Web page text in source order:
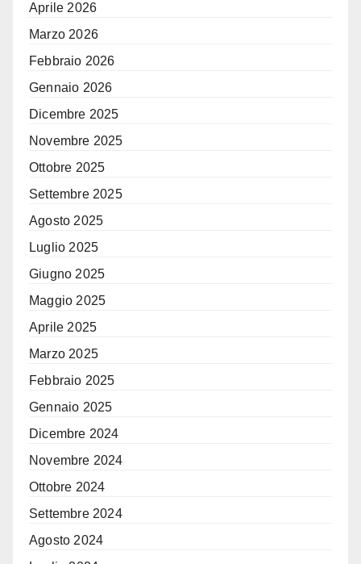
Aprile 2026
Marzo 2026
Febbraio 2026
Gennaio 2026
Dicembre 2025
Novembre 2025
Ottobre 2025
Settembre 2025
Agosto 2025
Luglio 2025
Giugno 2025
Maggio 2025
Aprile 2025
Marzo 2025
Febbraio 2025
Gennaio 2025
Dicembre 2024
Novembre 2024
Ottobre 2024
Settembre 2024
Agosto 2024